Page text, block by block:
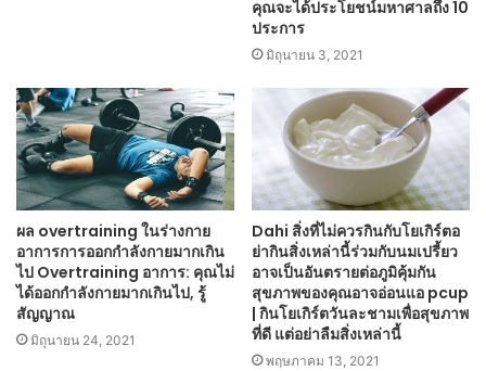
คุณจะได้ประโยชน์มหาศาลถึง 10
ประการ
มิถุนายน 3, 2021
ผล overtraining ในร่างกาย
อาการการออกกำลังกายมากเกิน
ไป Overtraining อาการ: คุณไม่
ได้ออกกำลังกายมากเกินไป, รู้
สัญญาณ
มิถุนายน 24, 2021
Dahi สิ่งที่ไม่ควรกินกับโยเกิร์ตอ
ย่ากินสิ่งเหล่านี้ร่วมกับนมเปรี้ยว
อาจเป็นอันตรายต่อภูมิคุ้มกัน
สุขภาพของคุณอาจอ่อนแอ pcup
| กินโยเกิร์ตวันละชามเพื่อสุขภาพ
ที่ดี แต่อย่าลืมสิ่งเหล่านี้
พฤษภาคม 13, 2021